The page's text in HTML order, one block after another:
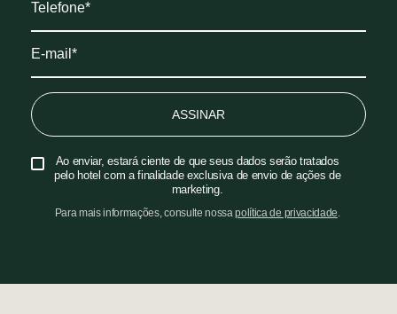
ASSINAR
Ao enviar, estará ciente de que seus dados serão tratados
pelo hotel com a finalidade exclusiva de envio de ações de
marketing.
Para mais informações, consulte nossapolítica de privacidade.